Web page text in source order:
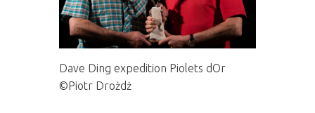
Dave Ding expedition Piolets dOr
©Piotr Drożdż